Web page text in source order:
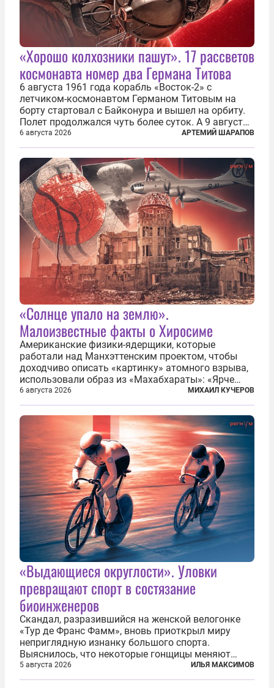
«Хорошо колхозники пашут». 17 рассветов
космонавта номер два Германа Титова
6 августа 1961 года корабль «Восток-2» с
летчиком-космонавтом Германом Титовым на
борту стартовал с Байконура и вышел на орбиту.
Полет продолжался чуть более суток. А 9 августа
второй человек в космосе получил звезду Героя
Советского Союза и орден Ленина. Миссия Титова
зачастую находится несколько...
6 августа 2026 АРТЕМИЙ ШАРАПОВ
«Солнце упало на землю».
Малоизвестные факты о Хиросиме
Американские физики-ядерщики, которые
работали над Манхэттенским проектом, чтобы
доходчиво описать «картинку» атомного взрыва,
использовали образ из «Махабхараты»: «Ярче
тысячи солнц пылало это пламя». Не все жители
японских городов Хиросимы и Нагасаки, на
которых США в августе 1945 года поставили...
6 августа 2026 МИХАИЛ КУЧЕРОВ
«Выдающиеся округлости». Уловки
превращают спорт в состязание
биоинженеров
Скандал, разразившийся на женской велогонке
«Тур де Франс Фамм», вновь приоткрыл миру
неприглядную изнанку большого спорта.
Выяснилось, что некоторые гонщицы меняют
размер груди ради улучшения аэродинамики. За
фасадом труда, мастерства, упорства и
5 августа 2026 ИЛЬЯ МАКСИМОВ